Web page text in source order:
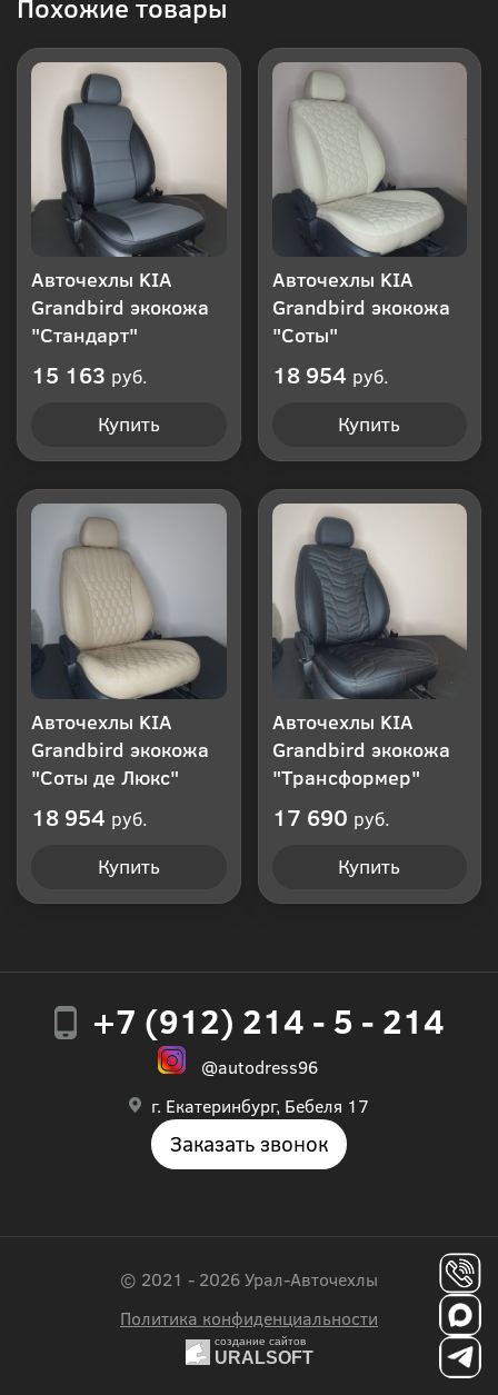
Авточехлы KIA
Grandbird экокожа
"Стандарт"
15 163 руб.
Купить
Авточехлы KIA
Grandbird экокожа
"Соты"
18 954 руб.
Купить
Авточехлы KIA
Grandbird экокожа
"Соты де Люкс"
18 954 руб.
Купить
Авточехлы KIA
Grandbird экокожа
"Трансформер"
17 690 руб.
Купить
+7 (912) 214 - 5 - 214
@autodress96
г. Екатеринбург, Бебеля 17
Заказать звонок
© 2021 - 2026 Урал-Авточехлы
Политика конфиденциальности
создание сайтов
URALSOFT